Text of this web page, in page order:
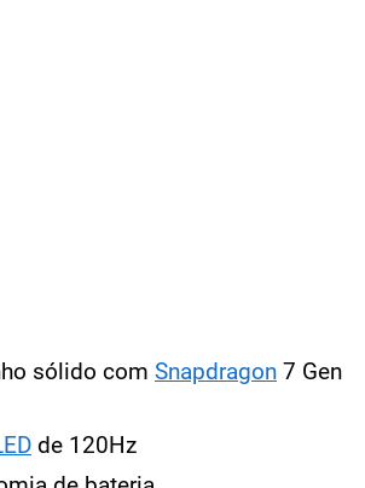
sólido com Snapdragon 7 Gen
de 120Hz